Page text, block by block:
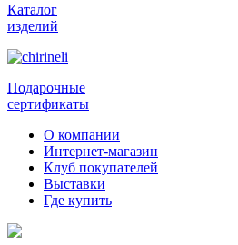
Каталог
изделий
Подарочные
сертификаты
О компании
Интернет-магазин
Клуб покупателей
Выставки
Где купить